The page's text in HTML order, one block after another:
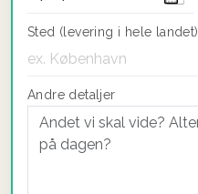
Sted (levering i hele landet)
Andre detaljer